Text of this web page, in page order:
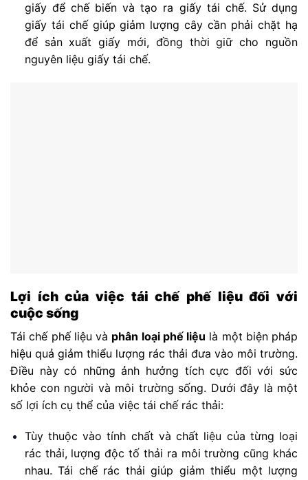
giấy để chế biến và tạo ra giấy tái chế. Sử dụng
giấy tái chế giúp giảm lượng cây cần phải chặt hạ
để sản xuất giấy mới, đồng thời giữ cho nguồn
nguyên liệu giấy tái chế.
Lợi ích của việc tái chế phế liệu đối với
cuộc sống
Tái chế phế liệu và phân loại phế liệu là một biện pháp
hiệu quả giảm thiểu lượng rác thải đưa vào môi trường.
Điều này có những ảnh hưởng tích cực đối với sức
khỏe con người và môi trường sống. Dưới đây là một
số lợi ích cụ thể của việc tái chế rác thải:
Tùy thuộc vào tính chất và chất liệu của từng loại
rác thải, lượng độc tố thải ra môi trường cũng khác
nhau. Tái chế rác thải giúp giảm thiểu một lượng